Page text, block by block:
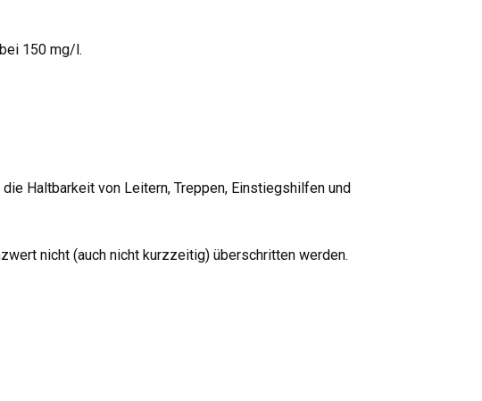
150 mg/l.
Haltbarkeit von Leitern, Treppen, Einstiegshilfen und
nicht (auch nicht kurzzeitig) überschritten werden.